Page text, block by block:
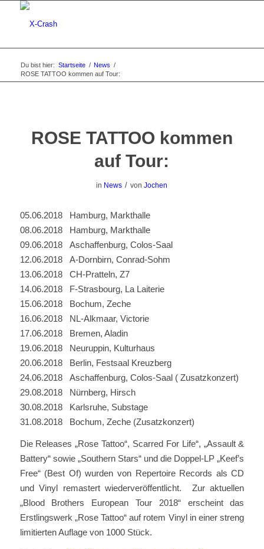
Du bist hier: Startseite / News /
ROSE TATTOO kommen auf Tour:
ROSE TATTOO kommen
auf Tour:
in News / vonJochen
05.06.2018 Hamburg, Markthalle
08.06.2018 Hamburg, Markthalle
09.06.2018 Aschaffenburg, Colos-Saal
12.06.2018 A-Dornbirn, Conrad-Sohm
13.06.2018 CH-Pratteln, Z7
14.06.2018 F-Strasbourg, La Laiterie
15.06.2018 Bochum, Zeche
16.06.2018 NL-Alkmaar, Victorie
17.06.2018 Bremen, Aladin
19.06.2018 Neuruppin, Kulturhaus
20.06.2018 Berlin, Festsaal Kreuzberg
24.06.2018 Aschaffenburg, Colos-Saal ( Zusatzkonzert)
29.08.2018 Nürnberg, Hirsch
30.08.2018 Karlsruhe, Substage
31.08.2018 Bochum, Zeche (Zusatzkonzert)
Die Releases „Rose Tattoo“, Scarred For Life“, „Assault &
Battery“ sowie „Southern Stars“ und die Doppel-LP „Keef’s
Free“ (Best Of) wurden von Repertoire Records als CD
und Vinyl remastert wiederveröffentlicht. Zur aktuellen
„Blood Brothers European Tour 2018“ erscheint das
Erstlingswerk „Rose Tattoo“ auf rotem Vinyl in einer streng
limitierten Auflage von 1000 Stück.